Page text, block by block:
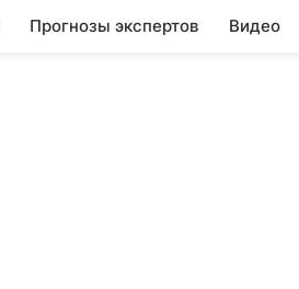
Прогнозы экспертов Видео